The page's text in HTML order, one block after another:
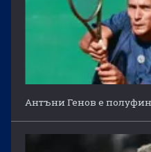
Антъни Генов е